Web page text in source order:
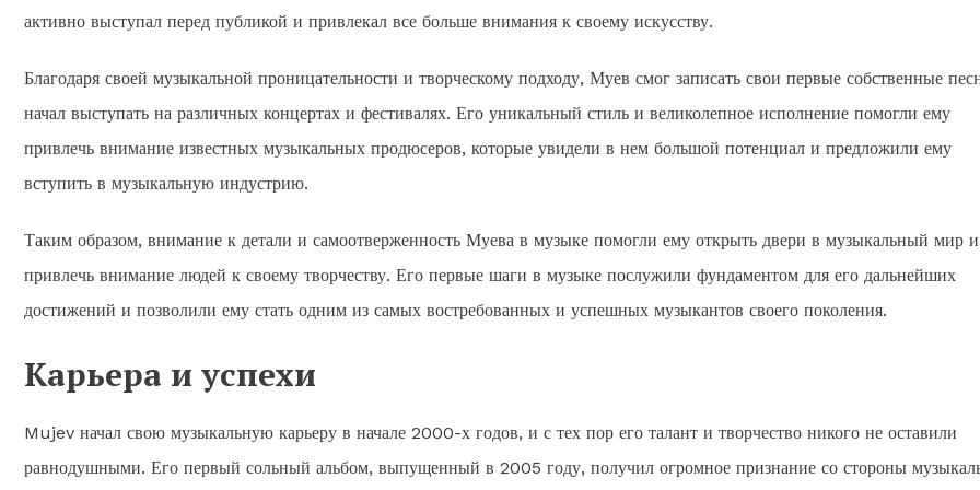
активно выступал перед публикой и привлекал все больше внимания к своему искусству.
Благодаря своей музыкальной проницательности и творческому подходу, Муев смог записать свои первые собственные
начал выступать на различных концертах и фестивалях. Его уникальный стиль и великолепное исполнение помогли ему
привлечь внимание известных музыкальных продюсеров, которые увидели в нем большой потенциал и предложили ему
вступить в музыкальную индустрию.
Таким образом, внимание к детали и самоотверженность Муева в музыке помогли ему открыть двери в музыкальный мир и
привлечь внимание людей к своему творчеству. Его первые шаги в музыке послужили фундаментом для его дальнейших
достижений и позволили ему стать одним из самых востребованных и успешных музыкантов своего поколения.
Карьера и успехи
Mujev начал свою музыкальную карьеру в начале 2000-х годов, и с тех пор его талант и творчество никого не оставили
равнодушными. Его первый сольный альбом, выпущенный в 2005 году, получил огромное признание со стороны